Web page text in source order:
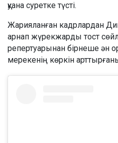
қуана суретке түсті.
Жарияланған кадрлардан
арнап жүрекжарды тост
репертуарынан бірнеше ән
мерекенің көркін